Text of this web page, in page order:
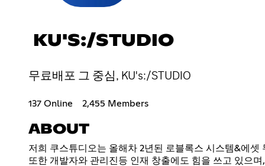
KU'S:/STUDIO
무료배포 그 중심, KU's:/STUDIO
137 Online 2,455 Members
ABOUT
저희 쿠스튜디오는 올해차 2년된 로블록스 시스템&에셋
또한 개발자와 관리진등 인재 창출에도 힘을 쓰고 있으